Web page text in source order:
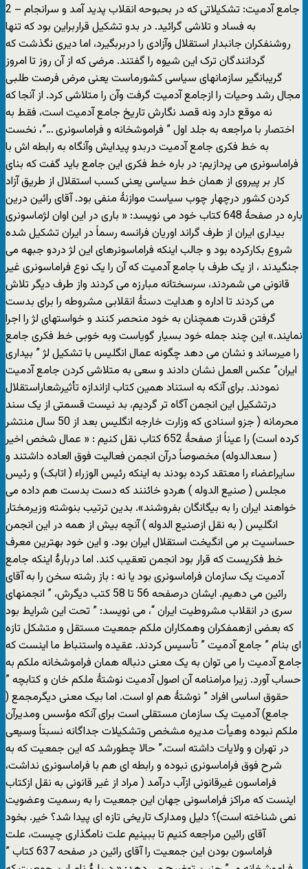
2 – جامع آدمیت: تشکیلاتی که در بحبوحه انقلاب پدید آمد و سرانجام
به فساد و تلاشی گرائید. در بدو تشکیل قراربراین بود که تنها
روشنفکران جانبدار استقلال وآزادی را دربربگیرد، اما دیری نگذشت که
گردانندگان ترک این شیوه را گفتند. مرضی که از آن روز تا امروز
گریبانگیر سازمانهای سیاسی کشورماست یعنی مرض فرصت طلبی
مجال رشد وحیات را ازجامع آدمیت گرفت وآن را متلاشی کرد. از آنجا که
نه موقع دارد ونه قصد نگارش تاریخ جامع آدمیت است، فقط به
اختصار با مراجعه به جلد اول ” فراموشخانه و فراماسونری …”، نخست
به خط فکری جامع آدمیت دربدو پیدایش وآنگاه به رابطه اش با
فراماسونری می پردازیم: در باره خط فکری این جامع باید گفت که بنای
کار بر پیروی از همان خط سیاسی یعنی کسب استقلال از طریق آزاد
کردن کشور درچهار چوب سیاست موازنۀ منفی بود. آقای رائین درین
باره در صفحۀ 648 کتاب خود می نویسد: « باری در این اوان لژماسونری
بیداری ایران از طرف گراند اوریان فرانسه رسماً در ایران تشکیل شده
شروع بکارکرده بود و جالب اینکه فراماسونرهای این لژ دردو جبهه می
جنگیدند ، از یک طرف با جامع آدمیت که آن را یک نوع فراماسونری غیر
قانونی می شمردند، سرسختانه مبارزه می کردند واز طرف دیگر تلاش
می کردند تا اداره و هدایت دستۀ انقلابی مشروطه را برای بدست
گرفتن قدرت همچنان به خود منحصر کنند و خواستهای لژ را اجرا
نمایند.» این چند جمله خود بسیار گویاست وبه خوبی خط فکری جامع
را میرساند و نشان می دهد چگونه عمال انگلیس با تشکیل لژ ” بیداری
ایران” عکس العمل نشان دادند و سعی به متلاشی کردن جامع آدمیت
نمودند. برای آنکه به استناد همین کتاب ازاندازه تأثیرشعاراستقلال
درتشکیل این انجمن آگاه تر گردیم، بد نیست قسمتی از یک سند
محرمانه ( جزو اسنادی که وزارت خارجه انگلیس بعد از 50 سال منتشر
کرده است) را عیناً از صفحۀ 652 کتاب نقل کنیم : « عمال شخص اخیر
( سعدالدوله) مخصوصاً درآن انجمن فعالیت فوق العاده داشتند و
سایراعضاء را معتقد کرده بودند به اینکه رئیس الوزراء ( اتابک) و رئیس
مجلس ( صنیع الدوله ) هردو خائنند که دست بدست هم داده می
خواهند ایران را به بیگانگان بفروشند». بدین ترتیب بنوشته وزیرمختار
انگلیس ( به نقل ازصنیع الدوله ) آنچه بیش از همه در این انجمن
حساسیت بر می انگیخت استقلال ایران بود. و این خود بهترین معرف
خط فکریست که قرار بود انجمن تعقیب کند. اما دربارۀ اینکه جامع
آدمیت یک سازمان فراماسونری بود یا نه : باز رشته سخن را به آقای
رائین می دهیم. ایشان درصفحه 56 تا 58 کتب دیگرش، ” انجمنهای
سری در انقلاب مشروطیت ایران “، می نویسد: ” تحت این شرایط بود
که بعضی ازهمفکران وهمکاران ملکم جمعیت مستقل و متشکل تازه
ای بنام ” جامع آدمیت ” تأسیس کردند. عقیده واستنباط ما اینست که
جامع آدمیت را می توان به یک معنی دنباله همان فراموشخانه ملکم به
حساب آورد. زیرا مرامنامه آن اصول آدمیت نوشتۀ ملکم خان و کتابچه ”
حقوق اساسی افراد ” نوشتۀ هم او است. اما بیک معنی دیگرمجمع (
جامع) آدمیت یک سازمان مستقلی است برای آنکه مؤسس ومدیرآن
ملکم نبوده وهیأت مدیره مشخص وتشکیلات جداگانه نسبتاً وسیعی
در تهران و ولایات داشته است.” حالا چطورشد که این جمعیت که به
شرح فوق فراماسونری نبوده و رابطه ای هم با فراماسونری نداشت،
فراماسون غیرقانونی ازآب درآمد ( مراد از غیر قانونی به نقل ازکتاب
اینست که مراکز فراماسونی جهان این جمعیت را به رسمیت وعضویت
نمی شناخته است)؟ دلیل ومدارک تاریخی تازه ای پیدا شد؟ خیر. بخود
آقای رائین مراجعه کنیم تا ببینیم علت نامگذاری چیست، علت
فراماسون بودن این جمعیت را آقای رائین در صفحه 637 کتاب ”